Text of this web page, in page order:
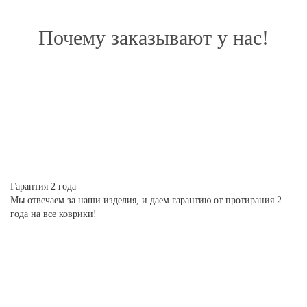
Почему заказывают у нас!
Гарантия 2 года
Мы отвечаем за наши изделия, и даем гарантию от протирания 2
года на все коврики!